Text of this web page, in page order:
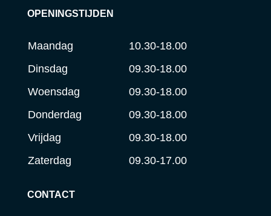
OPENINGSTIJDEN
Maandag
10.30-18.00
Dinsdag
09.30-18.00
Woensdag
09.30-18.00
Donderdag
09.30-18.00
Vrijdag
09.30-18.00
Zaterdag
09.30-17.00
CONTACT